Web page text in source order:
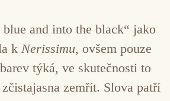
and into the black“ jako
k Nerissimu, ovšem pouze
týká, ve skutečnosti to
zemřít. Slova patří